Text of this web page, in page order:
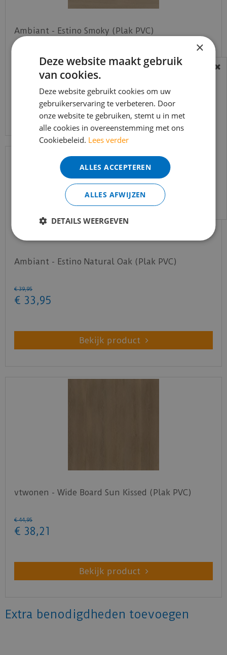
Ambiant - Estino Smoky (Plak PVC)
95
Bekijk product
Ambiant - Estino Natural Oak (Plak PVC)
€ 39,95
€ 33 ,95
Bekijk product
vtwonen - Wide Board Sun Kissed (Plak PVC)
€ 44,95
€ 38,21
Bekijk product
Extra benodigdheden toevoegen
BEREIKBAARHEID
In verband met de vakantie periode zijn wij
t/m 14 augustus telefonisch helaas niet
bereikbaar.
Bestelling worden uiteraard verwerkt
echter iets minder snel dan wat je van ons
gewend bent.
Voor vragen kan je ons bereiken via
info@merkvloerenwinkel.nl
×
Deze website maakt gebruik
van cookies.
Deze website gebruikt cookies om uw
gebruikerservaring te verbeteren. Door
onze website te gebruiken, stemt u in met
alle cookies in overeenstemming met ons
Cookiebeleid. Lees verder
ALLES ACCEPTEREN
ALLES AFWIJZEN
DETAILS WEERGEVEN